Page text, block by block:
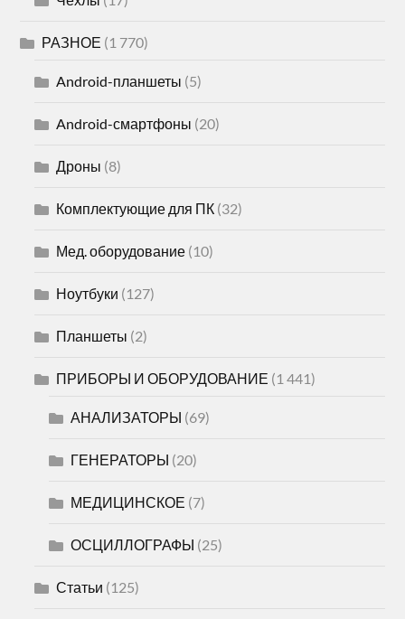
РАЗНОЕ (1 770)
Android-планшеты (5)
Android-смартфоны (20)
Дроны (8)
Комплектующие для ПК (32)
Мед. оборудование (10)
Ноутбуки (127)
Планшеты (2)
ПРИБОРЫ И ОБОРУДОВАНИЕ (1 441)
АНАЛИЗАТОРЫ (69)
ГЕНЕРАТОРЫ (20)
МЕДИЦИНСКОЕ (7)
ОСЦИЛЛОГРАФЫ (25)
Статьи (125)